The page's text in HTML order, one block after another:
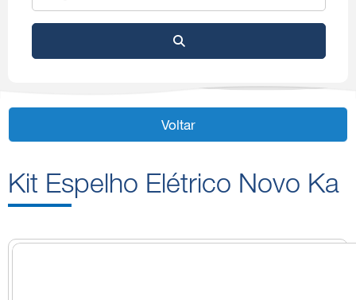
Voltar
Kit Espelho Elétrico Novo Ka